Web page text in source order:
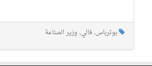
بوترباس, فالي, وزير الصناعة